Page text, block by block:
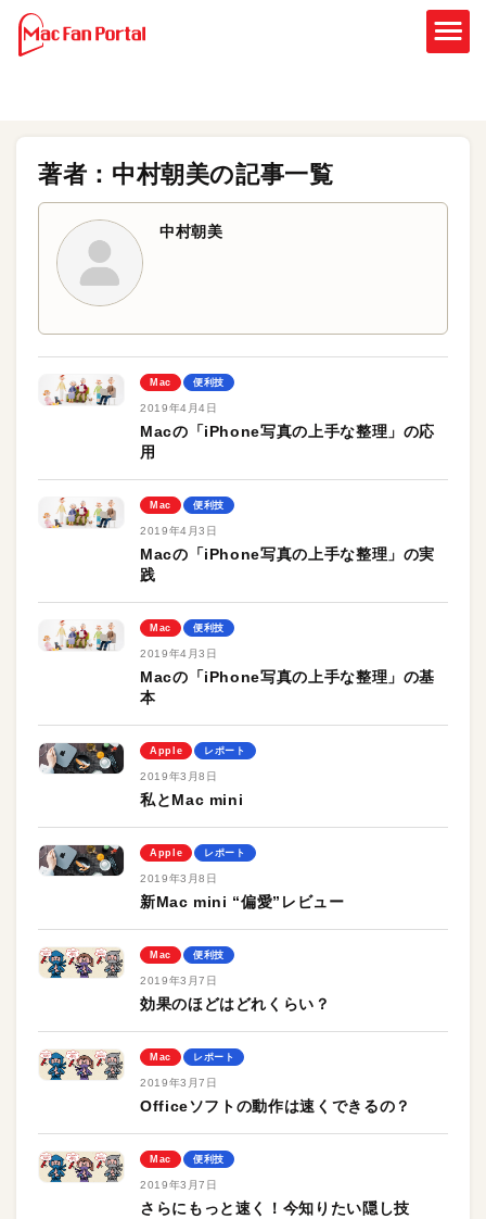
著者：中村朝美の記事一覧
中村朝美
Mac 便利技
2019年4月4日
Macの「iPhone写真の上手な整理」の応
用
Mac 便利技
2019年4月3日
Macの「iPhone写真の上手な整理」の実
践
Mac 便利技
2019年4月3日
Macの「iPhone写真の上手な整理」の基
本
Apple レポート
2019年3月8日
私とMac mini
Apple レポート
2019年3月8日
新Mac mini “偏愛”レビュー
Mac 便利技
2019年3月7日
効果のほどはどれくらい？
Mac レポート
2019年3月7日
Officeソフトの動作は速くできるの？
Mac 便利技
2019年3月7日
さらにもっと速く！今知りたい隠し技